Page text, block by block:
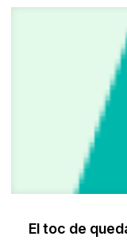
El toc de